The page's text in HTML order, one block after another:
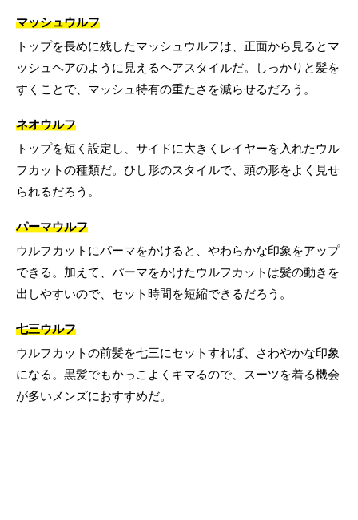
マッシュウルフ
トップを長めに残したマッシュウルフは、正面から見るとマ
ッシュヘアのように見えるヘアスタイルだ。しっかりと髪を
すくことで、マッシュ特有の重たさを減らせるだろう。
ネオウルフ
トップを短く設定し、サイドに大きくレイヤーを入れたウル
フカットの種類だ。ひし形のスタイルで、頭の形をよく見せ
られるだろう。
パーマウルフ
ウルフカットにパーマをかけると、やわらかな印象をアップ
できる。加えて、パーマをかけたウルフカットは髪の動きを
出しやすいので、セット時間を短縮できるだろう。
七三ウルフ
ウルフカットの前髪を七三にセットすれば、さわやかな印象
になる。黒髪でもかっこよくキマるので、スーツを着る機会
が多いメンズにおすすめだ。